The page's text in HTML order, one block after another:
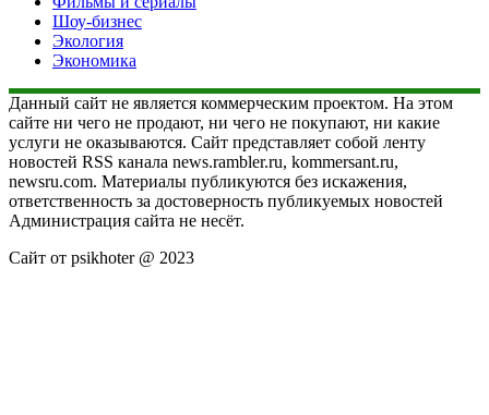
Шоу-бизнес
Экология
Экономика
Данный сайт не является коммерческим проектом. На этом
сайте ни чего не продают, ни чего не покупают, ни какие
услуги не оказываются. Сайт представляет собой ленту
новостей RSS канала news.rambler.ru, kommersant.ru,
newsru.com. Материалы публикуются без искажения,
ответственность за достоверность публикуемых новостей
Администрация сайта не несёт.
Сайт от psikhoter @ 2023